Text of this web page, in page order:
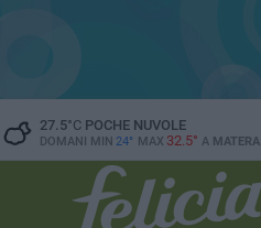
27.5°CPOCHE NUVOLE
DOMANI MIN 24° MAX 32.5° A MATERA